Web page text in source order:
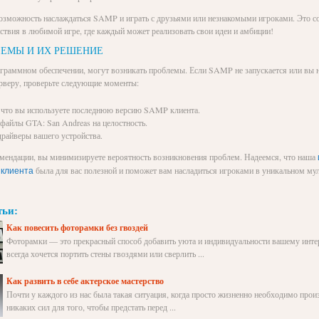
наслаждаться SAMP и играть с друзьями или незнакомыми игроками. Это
в любимой игре, где каждый может реализовать свои идеи и амбиции!
И ИХ РЕШЕНИЕ
обеспечении, могут возникать проблемы. Если SAMP не запускается или вы
проверьте следующие моменты:
вы используете последнюю версию SAMP клиента.
GTA: San Andreas на целостность.
вашего устройства.
вы минимизируете вероятность возникновения проблем. Надеемся, что наша
была для вас полезной и поможет вам насладиться игроками в уникальном
Как повесить фоторамки без гвоздей
Фоторамки — это прекрасный способ добавить уюта и индивидуальности вашему
всегда хочется портить стены гвоздями или сверлить ...
Как развить в себе актерское мастерство
Почти у каждого из нас была такая ситуация, когда просто жизненно необходимо
никаких сил для того, чтобы предстать перед ...